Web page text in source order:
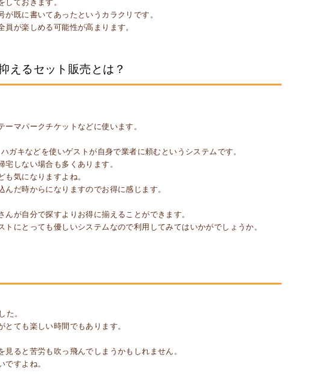
ておきます。
既に書いてあったというカラクリです。
が楽しめる可能性が高まります。
えるセット販売とは？
マパークチケットなどに使います。
ガキなどを使いゲストが自身で業者に頼むというシステムです。
しない場合も多くあります。
気になりますよね。
だ時からになりますのでお得に感じます。
が自分で探すよりお得に揃えることができます。
にとっても優しいシステムなので利用してみてはいかがでしょうか。
た。
ても楽しい時間でもあります。
ると苦労も吹っ飛んでしまうかもしれません。
すよね。